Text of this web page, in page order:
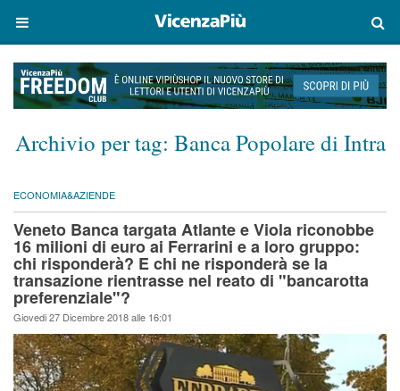
Archivio per tag: Banca Popolare di Intra
ECONOMIA&AZIENDE
Veneto Banca targata Atlante e Viola riconobbe
16 milioni di euro ai Ferrarini e a loro gruppo:
chi risponderà? E chi ne risponderà se la
transazione rientrasse nel reato di "bancarotta
preferenziale"?
Giovedi 27 Dicembre 2018 alle 16:01